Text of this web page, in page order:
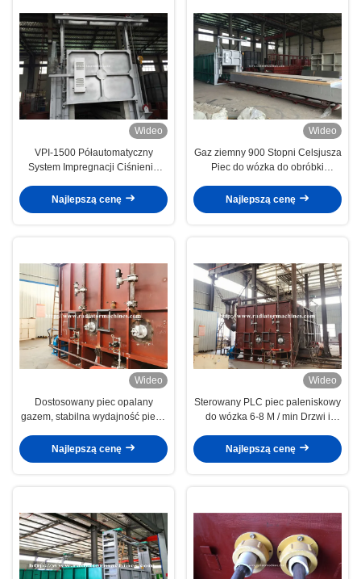
Wideo
VPI-1500 Półautomatyczny
System Impregnacji Ciśnienia
i transformatorów
Najlepszą cenę
Wideo
Gaz ziemny 900 Stopni Celsjusza
Piec do wózka do obróbki
Najlepszą cenę
Wideo
Dostosowany piec opalany
gazem, stabilna wydajność pieca
Najlepszą cenę
Wideo
Sterowany PLC piec paleniskowy
do wózka 6-8 M / min Drzwi i
Najlepszą cenę